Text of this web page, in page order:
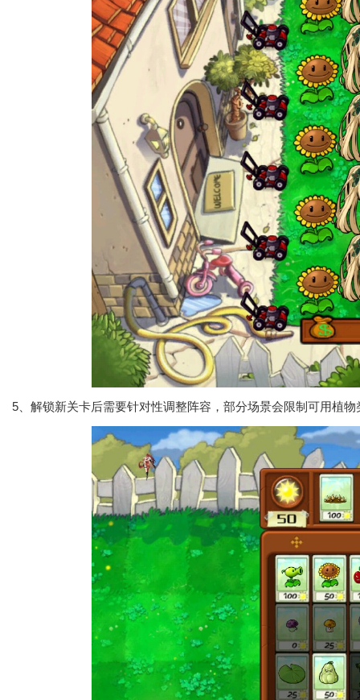
5、解锁新关卡后需要针对性调整阵容，部分场景会限制可用植物